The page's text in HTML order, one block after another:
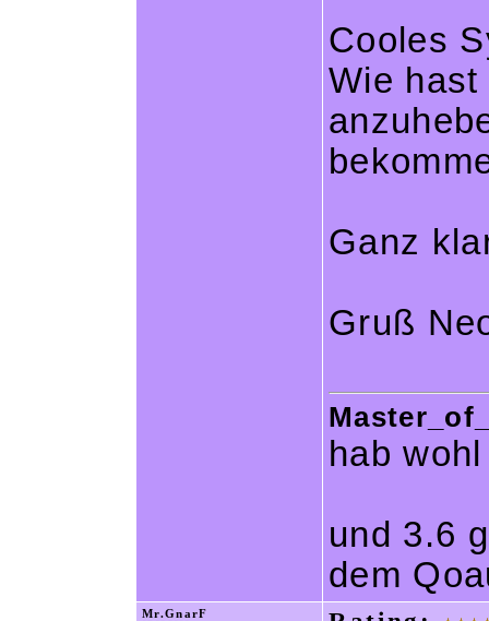
Cooles
Wie
Ganz
Gruß
hab
und 3.6
dem
Mr.GnarF